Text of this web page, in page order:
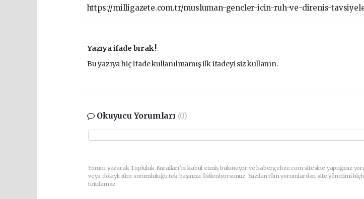
https://milligazete.com.tr/musluman-gencler-icin-ruh-ve-direnis-
Yazıya ifade bırak !
Bu yazıya hiç ifade kullanılmamış ilk ifadeyi siz kullanın.
Okuyucu Yorumları (0)
Yorum yazarak Topluluk Kuralları’nı kabul etmiş bulunuyor ve habergebze.com sitesine yaptığınız
veya dolaylı tüm sorumluluğu tek başınıza üstleniyorsunuz. Yazılan tüm yorumlardan site yönetimi
tutulamaz.